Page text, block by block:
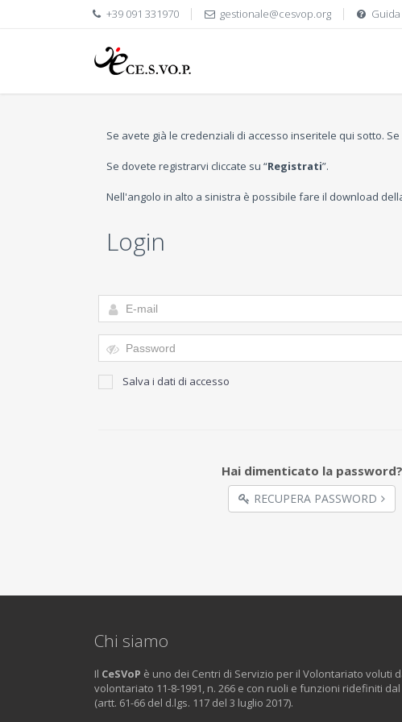
+39 091 331970 gestionale@cesvop.org
Se avete già le credenziali di accesso inseritele qui sotto.
Se dovete registrarvi cliccate su “Registrati”.
Nell'angolo in alto a sinistra è possibile fare il download
Login
Salva i dati di accesso
Hai dimenticato la password?
RECUPERA PASSWORD
Chi siamo
Il CeSVoP è uno dei Centri di Servizio per il Volontariato voluti
volontariato 11-8-1991, n. 266 e con ruoli e funzioni ridefiniti
(artt. 61-66 del d.lgs. 117 del 3 luglio 2017).